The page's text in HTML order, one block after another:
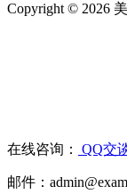
Copyright © 2026
在线咨询： QQ交
邮件：